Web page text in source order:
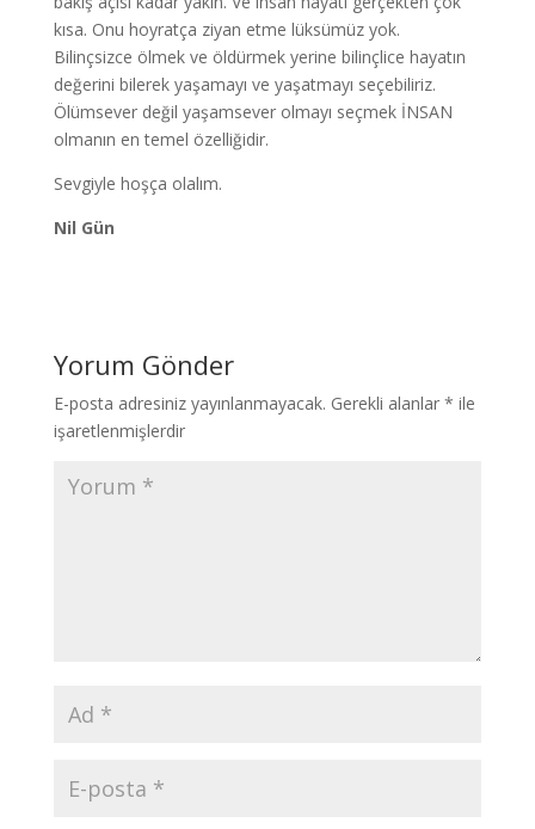
kısa. Onu hoyratça ziyan etme lüksümüz yok.
Bilinçsizce ölmek ve öldürmek yerine bilinçlice hayatın
değerini bilerek yaşamayı ve yaşatmayı seçebiliriz.
Ölümsever değil yaşamsever olmayı seçmek İNSAN
olmanın en temel özelliğidir.
Sevgiyle hoşça olalım.
Nil Gün
Yorum Gönder
E-posta adresiniz yayınlanmayacak. Gerekli alanlar * ile
işaretlenmişlerdir